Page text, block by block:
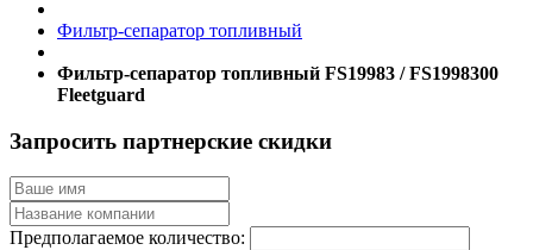
Фильтр-сепаратор топливный
Фильтр-сепаратор топливный FS19983 / FS1998300
Fleetguard
Запросить партнерские скидки
Предполагаемое количество: